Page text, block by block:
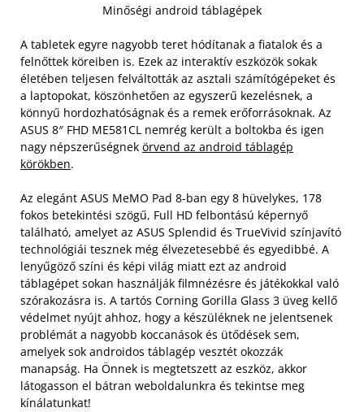
Minőségi android táblagépek
A tabletek egyre nagyobb teret hódítanak a fiatalok és a
felnőttek köreiben is. Ezek az interaktív eszközök sokak
életében teljesen felváltották az asztali számítógépeket és
a laptopokat, köszönhetően az egyszerű kezelésnek, a
könnyű hordozhatóságnak és a remek erőforrásoknak. Az
ASUS 8″ FHD ME581CL nemrég került a boltokba és igen
nagy népszerűségnek örvend az android táblagép
körökben.
Az elegánt ASUS MeMO Pad 8-ban egy 8 hüvelykes, 178
fokos betekintési szögű, Full HD felbontású képernyő
található, amelyet az ASUS Splendid és TrueVivid színjavító
technológiái tesznek még élvezetesebbé és egyedibbé. A
lenyűgöző színi és képi világ miatt ezt az android
táblagépet sokan használják filmnézésre és játékokkal való
szórakozásra is. A tartós Corning Gorilla Glass 3 üveg kellő
védelmet nyújt ahhoz, hogy a készüléknek ne jelentsenek
problémát a nagyobb koccanások és ütődések sem,
amelyek sok androidos táblagép vesztét okozzák
manapság. Ha Önnek is megtetszett az eszköz, akkor
látogasson el bátran weboldalunkra és tekintse meg
kínálatunkat!